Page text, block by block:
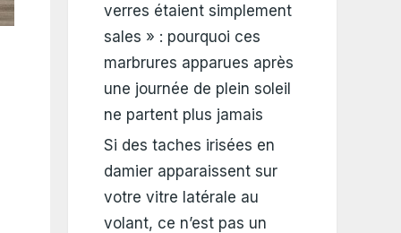
verres étaient simplement
sales » : pourquoi ces
marbrures apparues après
une journée de plein soleil
ne partent plus jamais
Si des taches irisées en
damier apparaissent sur
votre vitre latérale au
volant, ce n’est pas un